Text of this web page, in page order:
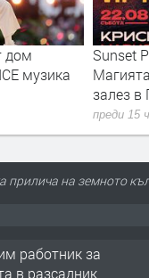
и морския
Ед
преди 15
прилича на земното
в